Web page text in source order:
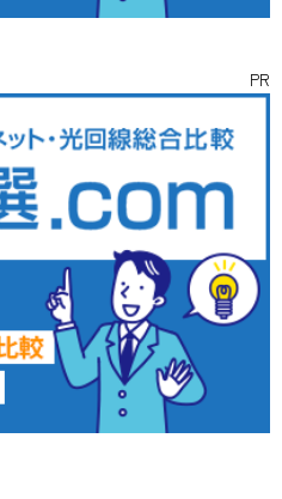
PR